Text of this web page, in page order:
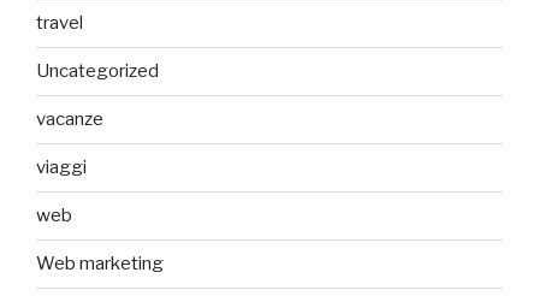
travel
Uncategorized
vacanze
viaggi
web
Web marketing